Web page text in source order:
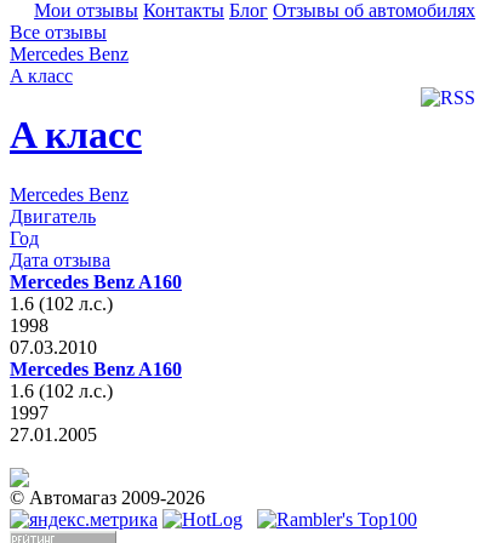
Мои отзывы Контакты Блог Отзывы об автомобилях
Все отзывы
Mercedes Benz
A класс
A класс
Mercedes Benz
Двигатель
Год
Дата отзыва
Mercedes Benz A160
1.6 (102 л.с.)
1998
07.03.2010
Mercedes Benz A160
1.6 (102 л.с.)
1997
27.01.2005
© Автомагаз 2009-2026